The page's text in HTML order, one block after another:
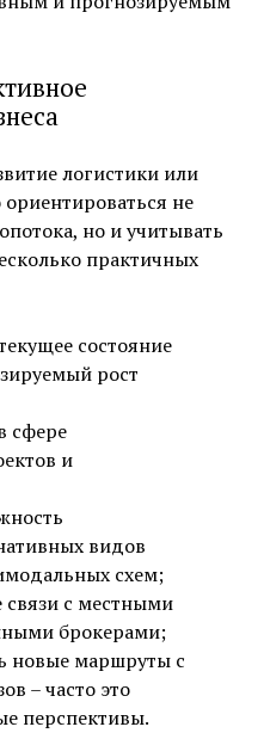
логистики или
не
но и учитывать
практичных
состояние
рост
сфере
и
видов
схем;
связи с местными
брокерами;
новые маршруты с
– часто это
перспективы.